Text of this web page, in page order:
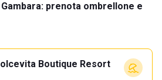
prenota ombrellone e
Boutique Resort